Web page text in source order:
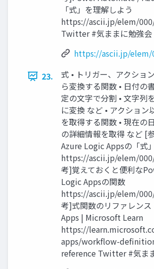
「式」を理解しよう
https://ascii.jp/elem/000/
Twitter #気ままに勉強会
https://ascii.jp/elem/
23.
式 • トリガー、アクショ
ら変換する関数 • 日付の
定の文字で分割 • 文字列
に変換 など • アクショ
を取得する関数 • 現在の
の詳細情報を取得 など
Azure Logic Appsの「式
https://ascii.jp/elem/
考]覚えておくと便利な
Logic Appsの関数
https://ascii.jp/elem/
考]式関数のリファレン
Apps | Microsoft Learn
https://
apps/workflow-
reference Twitter #気ま